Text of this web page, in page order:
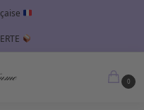
0